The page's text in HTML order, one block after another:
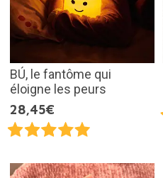
BÚ, le fantôme qui
éloigne les peurs
28,45€